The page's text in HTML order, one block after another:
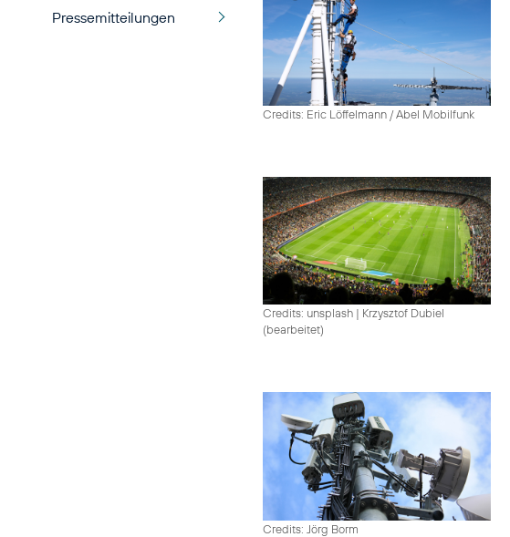
Pressemitteilungen
Credits: Eric Löffelmann / Abel Mobilfunk
Credits: unsplash | Krzysztof Dubiel
(bearbeitet)
Credits: Jörg Borm